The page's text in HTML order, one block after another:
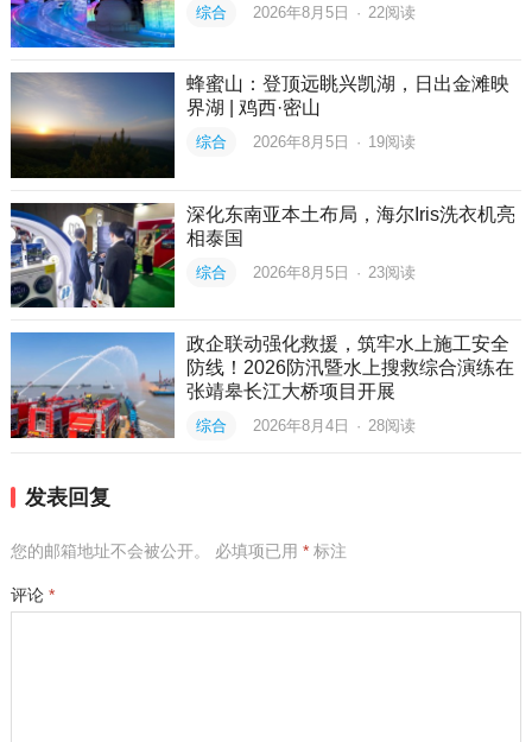
综合 2026年8月5日 · 22阅读
蜂蜜山：登顶远眺兴凯湖，日出金滩映
界湖 | 鸡西·密山
综合 2026年8月5日 · 19阅读
深化东南亚本土布局，海尔Iris洗衣机亮
相泰国
综合 2026年8月5日 · 23阅读
政企联动强化救援，筑牢水上施工安全
防线！2026防汛暨水上搜救综合演练在
张靖皋长江大桥项目开展
综合 2026年8月4日 · 28阅读
发表回复
您的邮箱地址不会被公开。 必填项已用 *标注
评论 *